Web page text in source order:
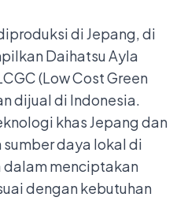
di Jepang, di
Daihatsu Ayla
(Low Cost Green
dijual di Indonesia.
khas Jepang dan
daya lokal di
dalam menciptakan
dengan kebutuhan